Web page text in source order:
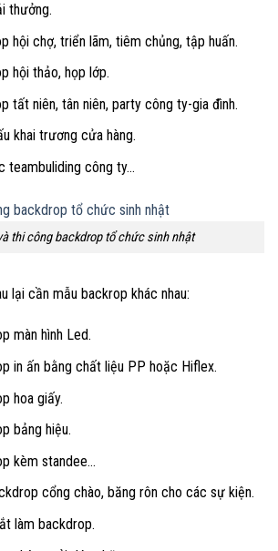
thưởng.
hội chợ, triển lãm, tiêm chủng, tập huấn.
hội thảo, họp lớp.
tất niên, tân niên, party công ty-gia đình.
khai trương cửa hàng.
teambuliding công ty…
thi công backdrop tổ chức sinh nhật
lại cần mẫu backrop khác nhau:
màn hình Led.
in ấn bằng chất liệu PP hoặc Hiflex.
hoa giấy.
bảng hiệu.
kèm standee…
cổng chào, băng rôn cho các sự kiện.
làm backdrop.